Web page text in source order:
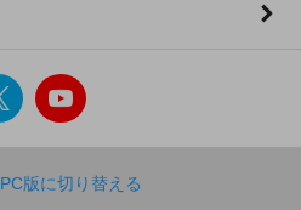
PC版に切り替える